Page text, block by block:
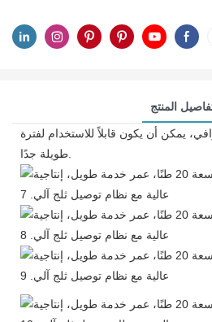
المنتج
يمكن أن يكون قابلاً للاستخدام لفترة